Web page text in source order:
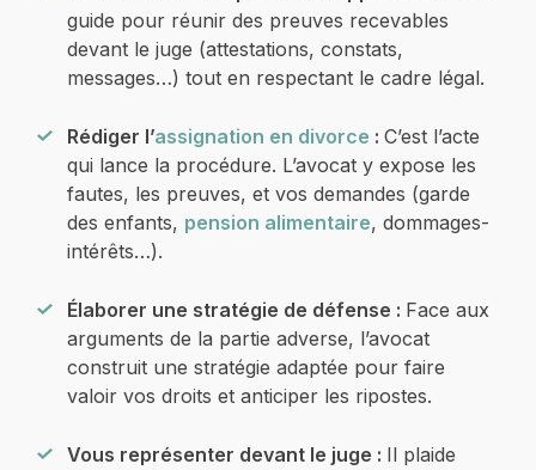
guide pour réunir des preuves recevables
devant le juge (attestations, constats,
messages…) tout en respectant le cadre légal.
Rédiger l’assignation en divorce : C’est l’acte
qui lance la procédure. L’avocat y expose les
fautes, les preuves, et vos demandes (garde
des enfants, pension alimentaire, dommages-
intérêts…).
Élaborer une stratégie de défense : Face aux
arguments de la partie adverse, l’avocat
construit une stratégie adaptée pour faire
valoir vos droits et anticiper les ripostes.
Vous représenter devant le juge : Il plaide